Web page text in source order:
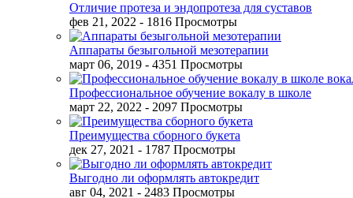
Отличие протеза и эндопротеза для суставов
фев 21, 2022 - 1816 Просмотры
Аппараты безыгольной мезотерапии
март 06, 2019 - 4351 Просмотры
Профессиональное обучение вокалу в школе
март 22, 2022 - 2097 Просмотры
Преимущества сборного букета
дек 27, 2021 - 1787 Просмотры
Выгодно ли оформлять автокредит
авг 04, 2021 - 2483 Просмотры